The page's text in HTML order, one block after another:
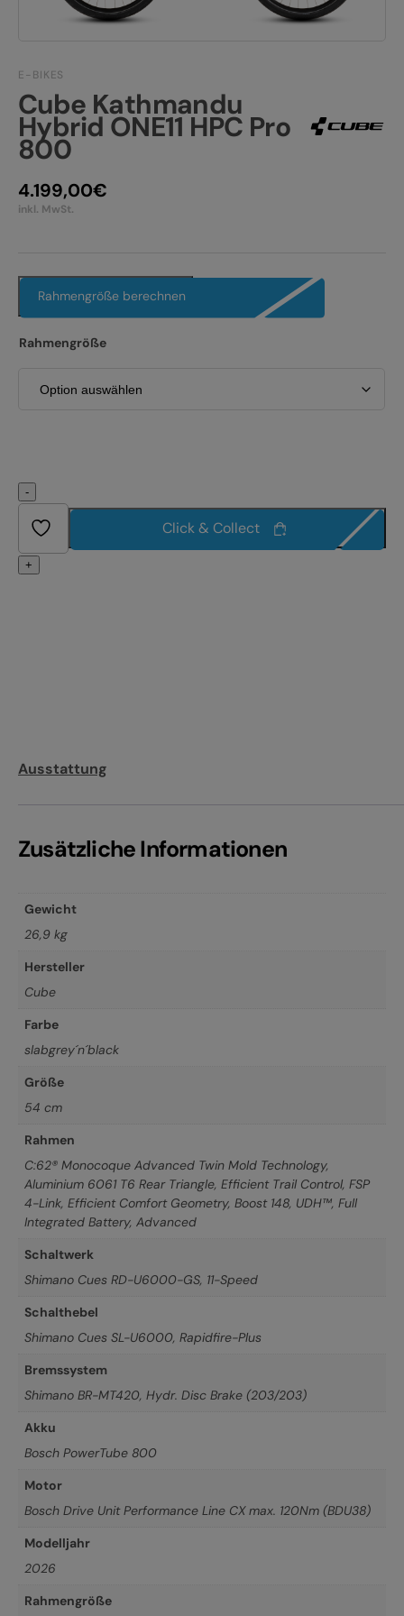
E-BIKE FULLY
E-BIKE TOUR
Alle entdecken
PRODUKTRÜCKRUFE
E-BIKES
Cube Kathmandu
Hybrid ONE11 HPC Pro
800
4.199,00€
inkl. MwSt.
Rahmengröße berechnen
Rahmengröße
-
+
Click & Collect
Ausstattung
Zusätzliche Informationen
Gewicht
26,9 kg
Hersteller
Cube
Farbe
slabgrey´n´black
Größe
54 cm
Rahmen
C:62® Monocoque Advanced Twin Mold Technology,
Aluminium 6061 T6 Rear Triangle, Efficient Trail Control, FSP
4-Link, Efficient Comfort Geometry, Boost 148, UDH™, Full
Integrated Battery, Advanced
Schaltwerk
Shimano Cues RD-U6000-GS, 11-Speed
Schalthebel
Shimano Cues SL-U6000, Rapidfire-Plus
Bremssystem
Shimano BR-MT420, Hydr. Disc Brake (203/203)
Akku
Bosch PowerTube 800
Motor
Bosch Drive Unit Performance Line CX max. 120Nm (BDU38)
Modelljahr
2026
Rahmengröße